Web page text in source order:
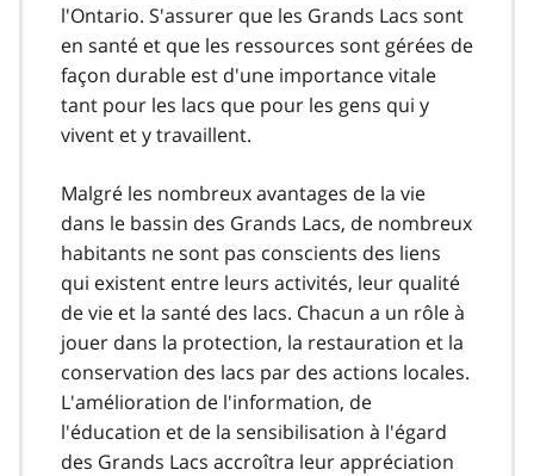
l'Ontario. S'assurer que les Grands Lacs sont
en santé et que les ressources sont gérées de
façon durable est d'une importance vitale
tant pour les lacs que pour les gens qui y
vivent et y travaillent.
Malgré les nombreux avantages de la vie
dans le bassin des Grands Lacs, de nombreux
habitants ne sont pas conscients des liens
qui existent entre leurs activités, leur qualité
de vie et la santé des lacs. Chacun a un rôle à
jouer dans la protection, la restauration et la
conservation des lacs par des actions locales.
L'amélioration de l'information, de
l'éducation et de la sensibilisation à l'égard
des Grands Lacs accroîtra leur appréciation